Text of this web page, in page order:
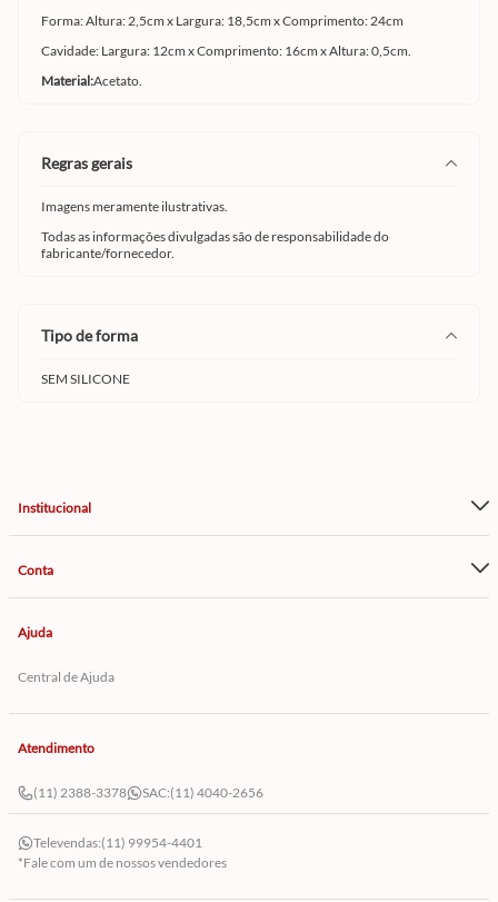
Forma: Altura: 2,5cm x Largura: 18,5cm x Comprimento: 24cm
Cavidade: Largura: 12cm x Comprimento: 16cm x Altura: 0,5cm.
Material:Acetato.
regras gerais
Imagens meramente ilustrativas.
Todas as informações divulgadas são de responsabilidade do
fabricante/fornecedor.
tipo de forma
SEM SILICONE
Institucional
Conta
Ajuda
Central de Ajuda
Atendimento
(11) 2388-3378 SAC:(11) 4040-2656
Televendas:(11) 99954-4401
*Fale com um de nossos vendedores